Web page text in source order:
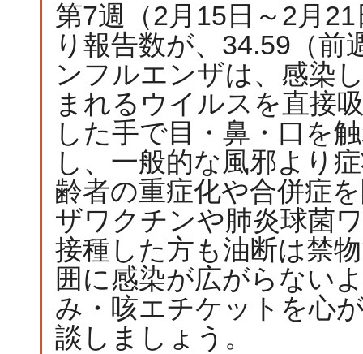
第7週（2月15日～2月
り報告数が、34.59（前
ンフルエンザは、感染
まれるウイルスを直接
した手で目・鼻・口を
し、一般的な風邪より
齢者の重症化や合併症
ザワクチンや肺炎球菌
接種した方も油断は禁
囲に感染が広がらない
み・咳エチケットを心
談しましょう。